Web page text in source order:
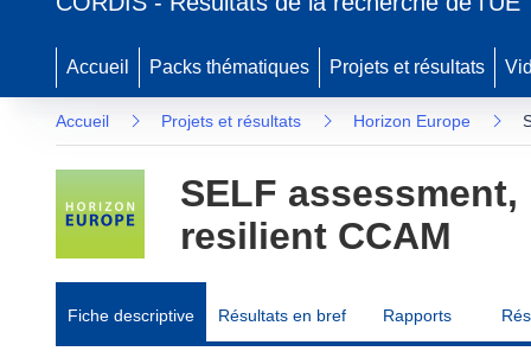
Accueil Packs thématiques Projets et résultats
Accueil Projets et résultats Horizon Europe
SELF
resilient CCAM
Fiche descriptive Résultats en bref Rapports